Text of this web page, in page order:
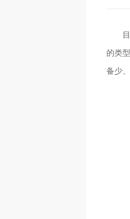
的类型
备少